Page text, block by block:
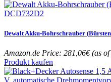
Dewalt Akku-Bohrschrauber
Amazon.de Price: 281,06€(as of
Produkt kaufen